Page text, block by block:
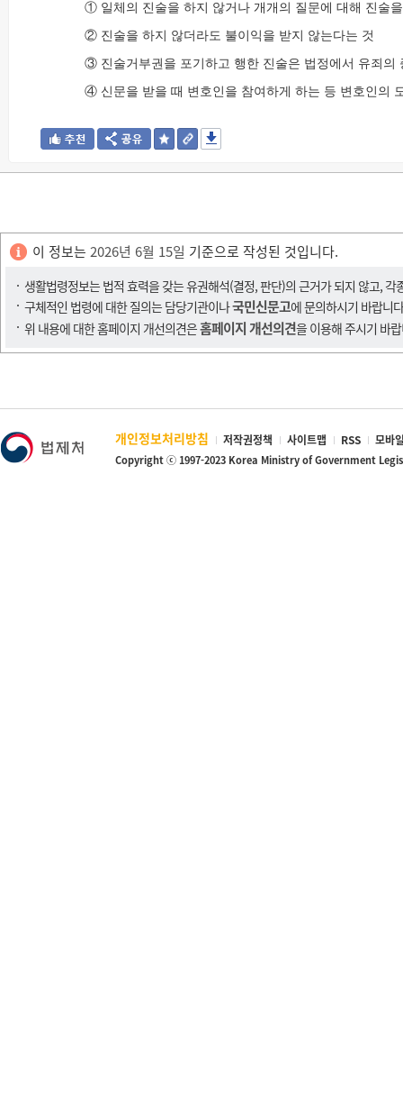
① 일체의 진술을 하지 않거나 개개의 질문에 대해 진술
② 진술을 하지 않더라도 불이익을 받지 않는다는 것
③ 진술거부권을 포기하고 행한 진술은 법정에서 유죄의
④ 신문을 받을 때 변호인을 참여하게 하는 등 변호인의
이 정보는 2026년 6월 15일 기준으로 작성된 것입니다.
생활법령정보는 법적 효력을 갖는 유권해석(결정, 판단)의 근거가 되지 않고,
구체적인 법령에 대한 질의는 담당기관이나국민신문고에 문의하시기 바랍니
위 내용에 대한 홈페이지 개선의견은홈페이지 개선의견을 이용해 주시기 바
개인정보처리방침 저작권정책 사이트맵 RSS 모바
Copyright ⓒ 1997-2023 Korea Ministry of Government